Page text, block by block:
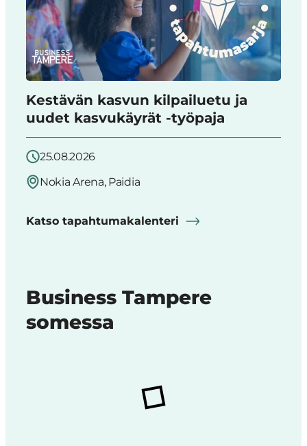
Kestävän kasvun kilpailuetu ja
uudet kasvukäyrät -työpaja
25.08.2026
Nokia Arena, Paidia
Katso tapahtumakalenteri
Business Tampere
somessa